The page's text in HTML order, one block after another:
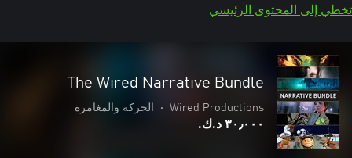
تخطي إلى المحتوى الرئيسي
The Wired Narrative Bundle
Wired Productions
• الحركة والمغامرة
٣٠٫٠٠٠ د.ك.‏